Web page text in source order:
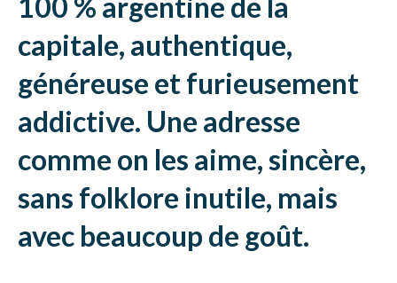
capitale, authentique,
généreuse et furieusement
addictive. Une adresse
comme on les aime, sincère,
sans folklore inutile, mais
avec beaucoup de goût.